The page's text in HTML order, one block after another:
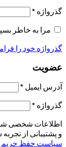
گذرواژه *
مرا به خاطر
گذرواژه خود را
عضویت
آدرس ایمیل *
گذرواژه *
اطلاعات شخصی
و پشتیبانی از
سیاست حفظ